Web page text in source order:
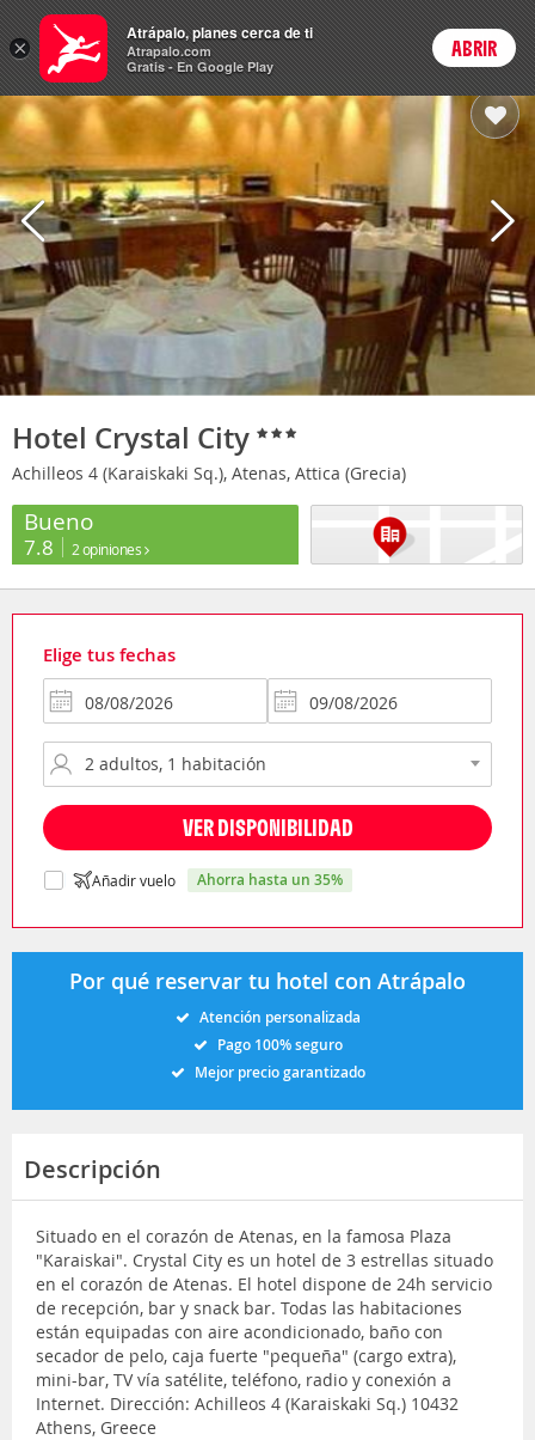
Hoteles Login
Hotel Crystal City
Achilleos 4 (Karaiskaki Sq.), Atenas, Attica (Grecia)
Bueno
7.8 2 opiniones
Elige tus fechas
VER DISPONIBILIDAD
Añadir vuelo ahorra hasta un 35%
Por qué reservar tu hotel con Atrápalo
Atención personalizada
Pago 100% seguro
Mejor precio garantizado
Descripción
Situado en el corazón de Atenas, en la famosa Plaza
"Karaiskai". Crystal City es un hotel de 3 estrellas situado
en el corazón de Atenas. El hotel dispone de 24h servicio
de recepción, bar y snack bar. Todas las habitaciones
están equipadas con aire acondicionado, baño con
secador de pelo, caja fuerte "pequeña" (cargo extra),
mini-bar, TV vía satélite, teléfono, radio y conexión a
Internet. Dirección: Achilleos 4 (Karaiskaki Sq.) 10432
Athens, Greece
×
Atrápalo, planes cerca de ti
Atrapalo.com
Gratis - En Google Play
ABRIR